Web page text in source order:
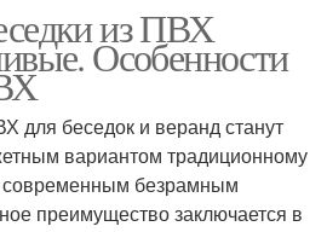
из ПВХ
Особенности
для беседок и веранд станут
вариантом традиционному
безрамным
преимущество заключается в